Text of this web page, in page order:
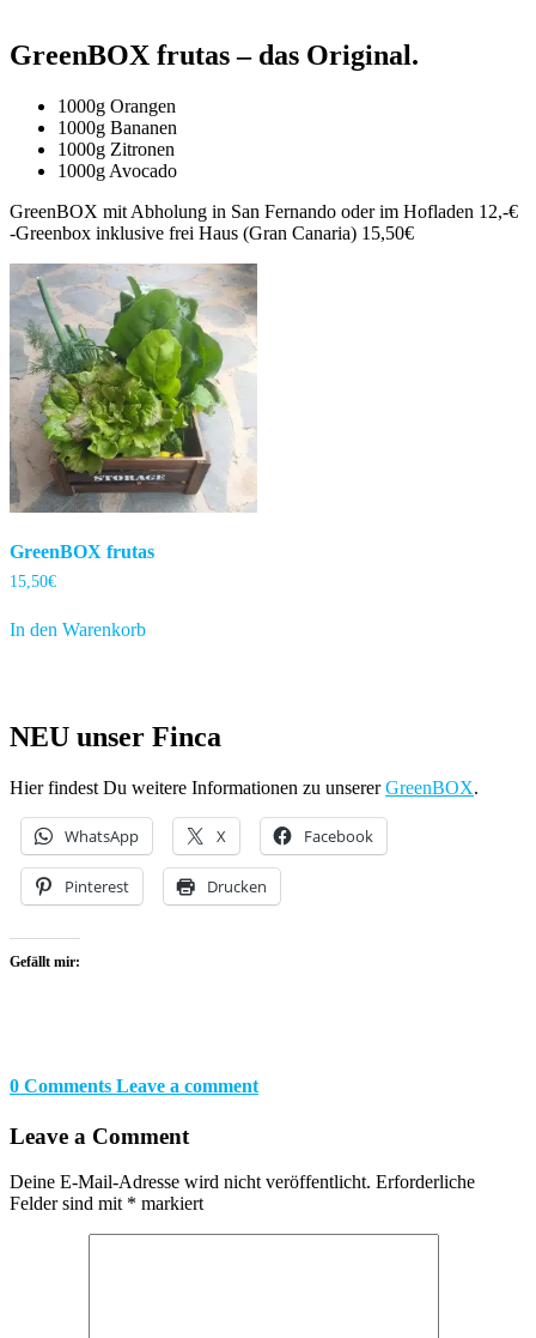
GreenBOX frutas – das Original.
1000g Orangen
1000g Bananen
1000g Zitronen
1000g Avocado
GreenBOX mit Abholung in San Fernando oder im Hofladen 12,-€
-Greenbox inklusive frei Haus (Gran Canaria) 15,50€
GreenBOX frutas
15,50€
In den Warenkorb
NEU unser Finca
Hier findest Du weitere Informationen zu unsererGreenBOX.
WhatsApp X Facebook
Pinterest Drucken
Gefällt mir:
0 Comments Leave a comment
Leave a Comment
Deine E-Mail-Adresse wird nicht veröffentlicht. Erforderliche
Felder sind mit * markiert